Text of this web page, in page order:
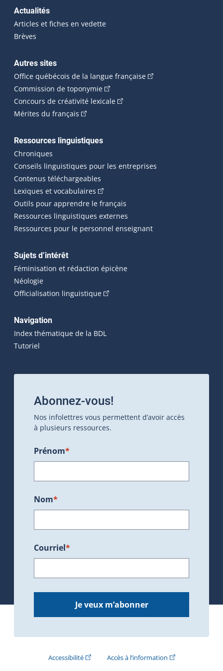
Actualités
Articles et fiches en vedette
Brèves
Autres sites
Office québécois de la langue française(Cet hyperlien
Commission de toponymie(Cet hyperlien externe s'ouvrira
Concours de créativité lexicale(Cet hyperlien externe
Mérites du français (Cet hyperlien externe s'ouvrira dans une
Ressources linguistiques
Chroniques
Conseils linguistiques pour les entreprises
Contenus téléchargeables
Lexiques et vocabulaires (Cet hyperlien externe s'ouvrira
Outils pour apprendre le français
Ressources linguistiques externes
Ressources pour le personnel enseignant
Sujets d’intérêt
Féminisation et rédaction épicène
Néologie
Officialisation linguistique(Cet hyperlien externe s'ouvrira
Navigation
Index thématique de la BDL
Tutoriel
Abonnez-vous!
Nos infolettres vous permettent d’avoir accès
à plusieurs ressources.
Prénom*
Nom*
Courriel*
Je veux m’abonner
Accessibilité(Cet hyperlien externe s'ouvrira dans une
Accès à l’information(Cet hyperlien